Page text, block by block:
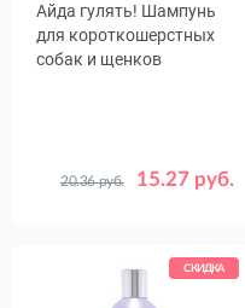
Айда гулять! Шампунь
для короткошерстных
собак и щенков
15.27 руб.
20.36 руб.
Объем,
300
СКИДКА